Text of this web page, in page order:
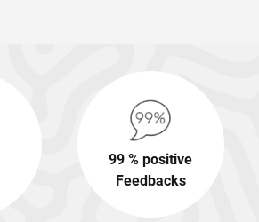
99 % positive
Feedbacks